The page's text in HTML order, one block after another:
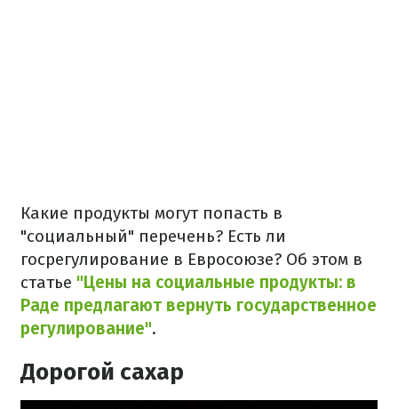
Какие продукты могут попасть в
"социальный" перечень? Есть ли
госрегулирование в Евросоюзе? Об этом в
статье "Цены на социальные продукты: в
Раде предлагают вернуть государственное
регулирование".
Дорогой сахар